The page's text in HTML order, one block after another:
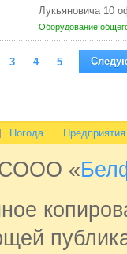
Лукьяновича 10
Оборудование
3 4 5
Погода Предприятия
«